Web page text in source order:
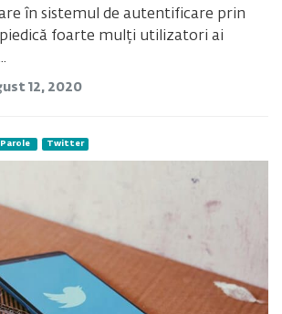
în sistemul de autentificare prin
foarte mulți utilizatori ai
12, 2020
Parole Twitter